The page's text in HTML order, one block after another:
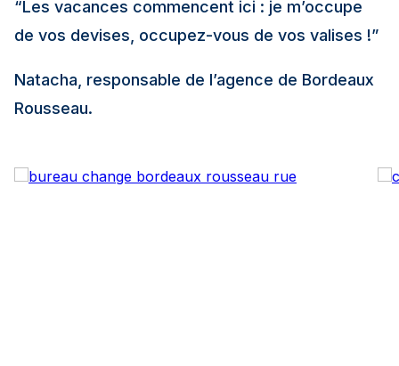
“Les vacances commencent ici : je m’occupe
de vos devises, occupez-vous de vos valises !”
Natacha, responsable de l’agence de Bordeaux
Rousseau.